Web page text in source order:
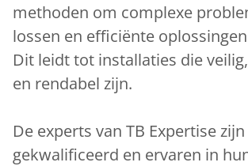
methoden om complexe
lossen en efficiënte
Dit leidt tot installaties die
en rendabel zijn.
De experts van TB Expertise zijn
gekwalificeerd en ervaren in